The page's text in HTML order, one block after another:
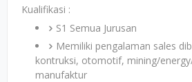
Kualifikasi :
S1 Semua Jurusan
Memiliki pengalaman sales
kontruksi, otomotif, mining/
manufaktur